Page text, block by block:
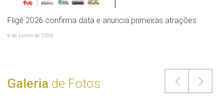
Fligê 2026 confirma data e anuncia primeiras atrações
9 de junho de 2026
Galeria de Fotos